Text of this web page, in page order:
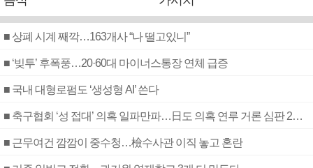
■ 상폐 시계 째깍…163개사 “나 떨고있니”
■ ‘빚투’ 후폭풍…20·60대 마이너스통장 연체 급증
■ 국내 대형로펌도 ‘생성형 AI’ 쓴다
■ 축구협회 ‘성 접대’ 의혹 일파만파…日도 의혹 연루 거론 심판 2명 조사
■ 근무여건 깜깜이 중수청…檢수사관 이직 놓고 혼란